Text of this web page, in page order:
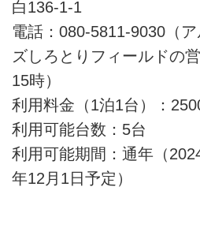
白136-1-1
電話：080-5811-9030（
ズしろとりフィールドの
15時）
利用料金（1泊1台）：
利用可能台数：5台
利用可能期間：通年（
年12月1日予定）